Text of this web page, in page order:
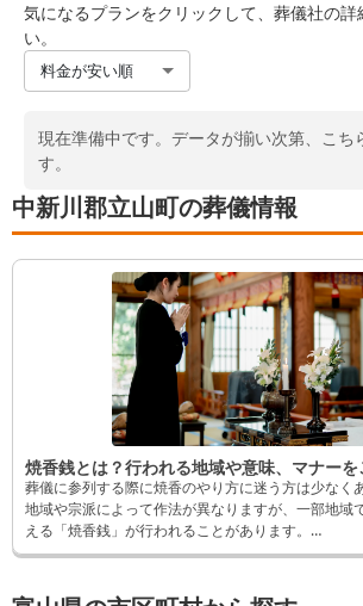
気になるプランをクリックして、葬儀社の詳
い。
料金が安い順
現在準備中です。データが揃い次第、こち
す。
中新川郡立山町の葬儀情報
焼香銭とは？行われる地域や意味、マナーを
葬儀に参列する際に焼香のやり方に迷う方は少なく
地域や宗派によって作法が異なりますが、一部地域
える「焼香銭」が行われることがあります。
初めて目にする場合、どのように対応したらいいか